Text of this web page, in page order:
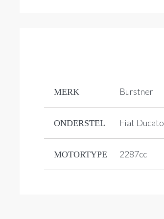
MERK Burstner
ONDERSTEL Fiat Ducato
MOTORTYPE 2287cc